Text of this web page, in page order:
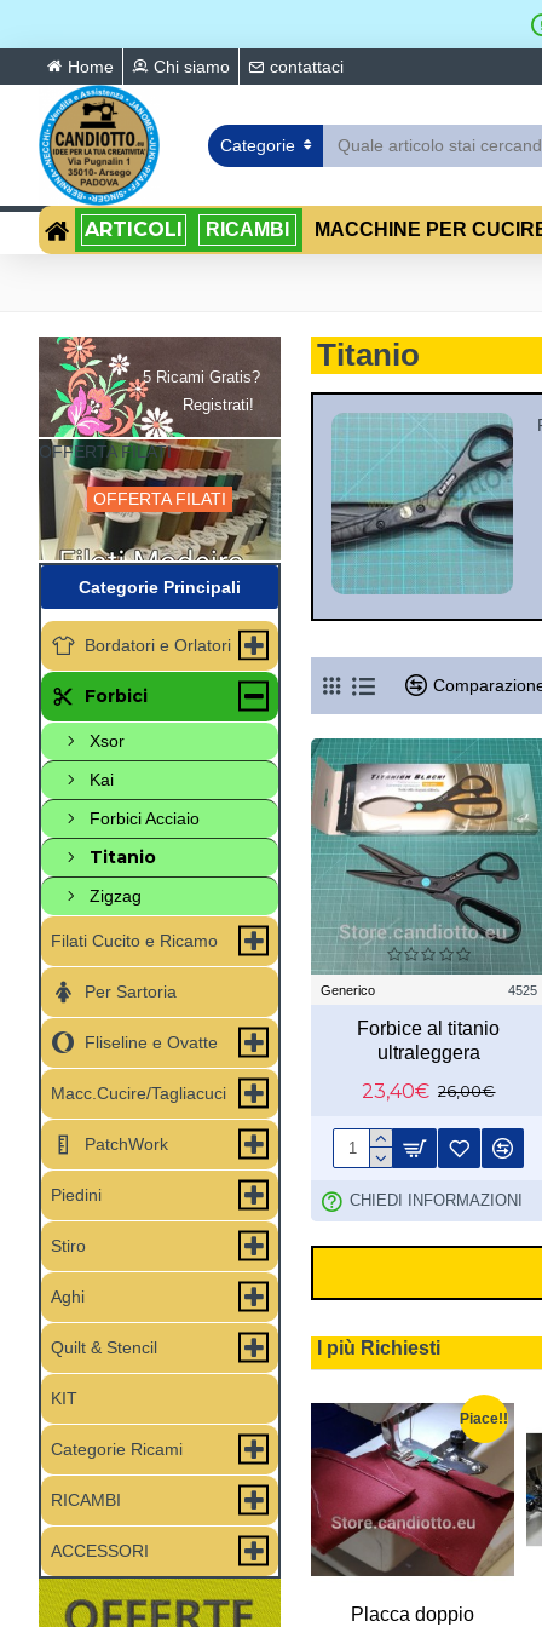
Home Chi siamo contattaci
Categorie
ARTICOLI RICAMBI MACCHINE PER
Registrati!
5 Ricami Gratis?
OFFERTA FILATI
OFFERTA FILATI
Categorie Principali
Bordatori e Orlatori
Forbici
Xsor
Kai
Forbici Acciaio
Titanio
Zigzag
Filati Cucito e Ricamo
Per Sartoria
Fliseline e Ovatte
Macc.Cucire/Tagliacuci
PatchWork
Piedini
Stiro
Aghi
Quilt & Stencil
KIT
Categorie Ricami
RICAMBI
ACCESSORI
Titanio
Generico 4525
Forbice al titanio
ultraleggera
23,40€ 26,00€
CHIEDI INFORMAZIONI
I più Richiesti
Piace!!
ricamo
Piace!!
Copri asse modello
Piace!!
Placca doppio